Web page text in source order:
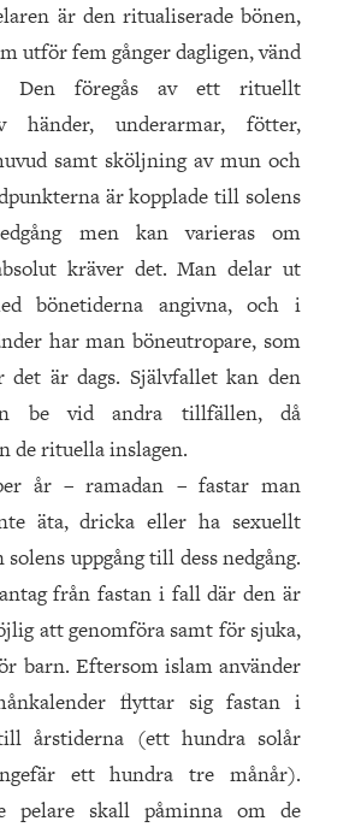
är den ritualiserade bönen,
utför fem gånger dagligen, vänd
Den föregås av ett rituellt
händer, underarmar, fötter,
samt sköljning av mun och
är kopplade till solens
men kan varieras om
kräver det. Man delar ut
böne­tiderna angivna, och i
har man böneutropare, som
det är dags. Självfallet kan den
be vid andra tillfällen, då
de rituella inslagen.
år – ramadan – fastar man
äta, dricka eller ha sexuellt
uppgång till dess nedgång.
från fastan i fall där den är
att genomföra samt för sjuka,
barn. Eftersom islam använder
flyttar sig fastan i
årstiderna (ett hundra solår
ett hundra tre månår).
pelare skall påminna om de